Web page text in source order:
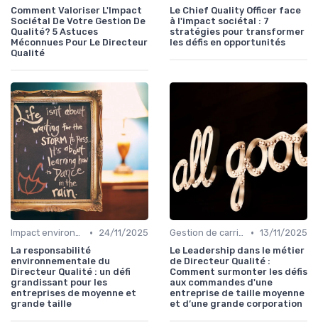
Comment Valoriser L'Impact
Sociétal De Votre Gestion De
Qualité? 5 Astuces
Méconnues Pour Le Directeur
Qualité
Le Chief Quality Officer face
à l'impact sociétal : 7
stratégies pour transformer
les défis en opportunités
Impact environnemental •
24/11/2025
La responsabilité
environnementale du
Directeur Qualité : un défi
grandissant pour les
entreprises de moyenne et
grande taille
Gestion de carrière • 13/11/2025
Le Leadership dans le métier
de Directeur Qualité :
Comment surmonter les défis
aux commandes d'une
entreprise de taille moyenne
et d’une grande corporation